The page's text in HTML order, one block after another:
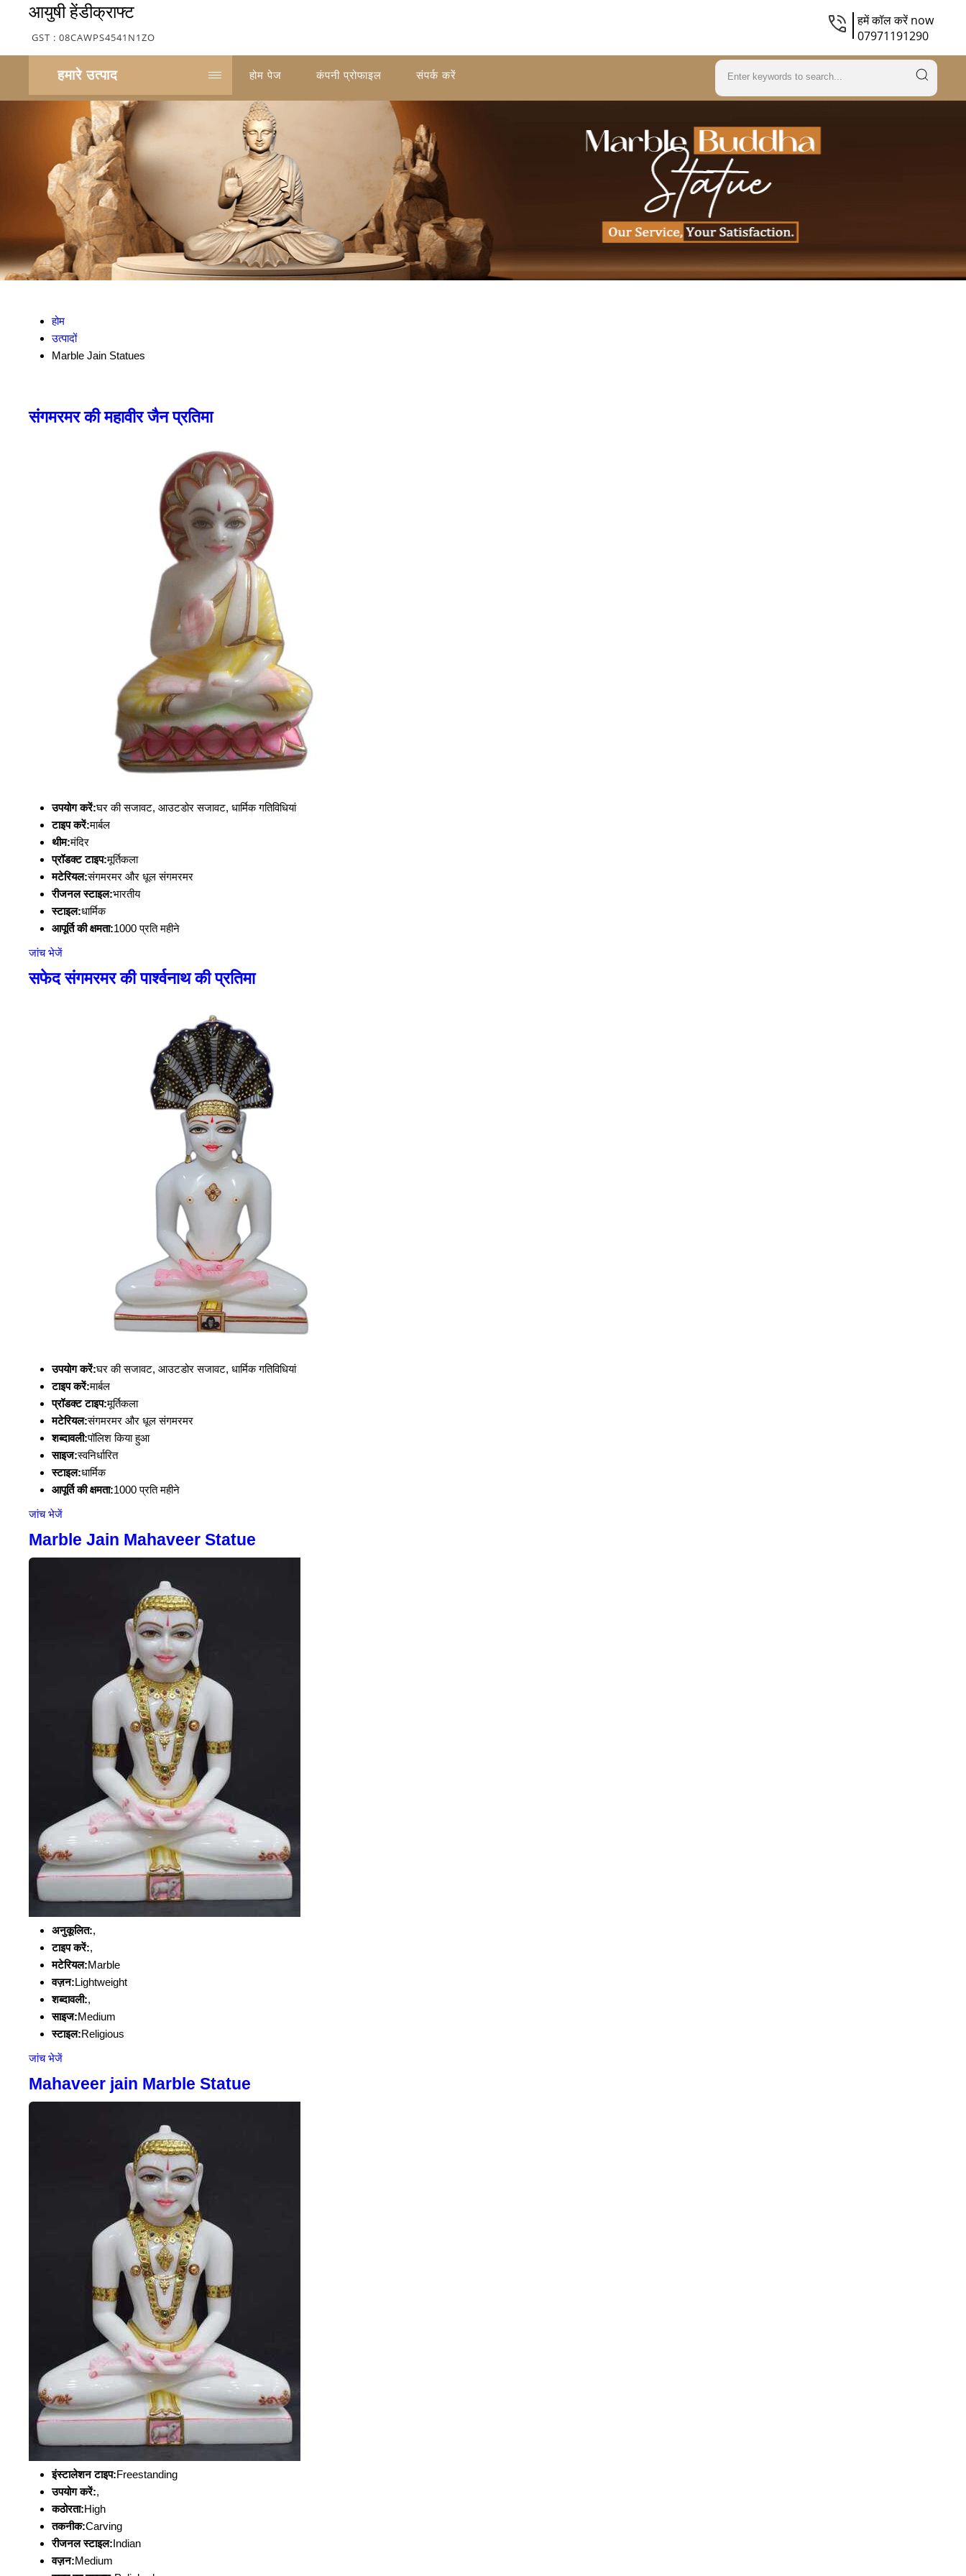
आयुषी हेंडीक्राफ्ट
GST : 08CAWPS4541N1ZO
हमें कॉल करें now
07971191290
हमारे उत्पाद होम पेज कंपनी प्रोफाइल संपर्क करें
होम
उत्पादों
Marble Jain Statues
संगमरमर की महावीर जैन प्रतिमा
उपयोग करें:घर की सजावट, आउटडोर सजावट, धार्मिक गतिविधियां
टाइप करें:मार्बल
थीम:मंदिर
प्रॉडक्ट टाइप:मूर्तिकला
मटेरियल:संगमरमर और धूल संगमरमर
रीजनल स्टाइल:भारतीय
स्टाइल:धार्मिक
आपूर्ति की क्षमता:1000 प्रति महीने
जांच भेजें
सफेद संगमरमर की पार्श्वनाथ की प्रतिमा
उपयोग करें:घर की सजावट, आउटडोर सजावट, धार्मिक गतिविधियां
टाइप करें:मार्बल
प्रॉडक्ट टाइप:मूर्तिकला
मटेरियल:संगमरमर और धूल संगमरमर
शब्दावली:पॉलिश किया हुआ
साइज:स्वनिर्धारित
स्टाइल:धार्मिक
आपूर्ति की क्षमता:1000 प्रति महीने
जांच भेजें
Marble Jain Mahaveer Statue
अनुकूलित:,
टाइप करें:,
मटेरियल:Marble
वज़न:Lightweight
शब्दावली:,
साइज:Medium
स्टाइल:Religious
जांच भेजें
Mahaveer jain Marble Statue
इंस्टालेशन टाइप:Freestanding
उपयोग करें:,
कठोरता:High
तकनीक:Carving
रीजनल स्टाइल:Indian
वज़न:Medium